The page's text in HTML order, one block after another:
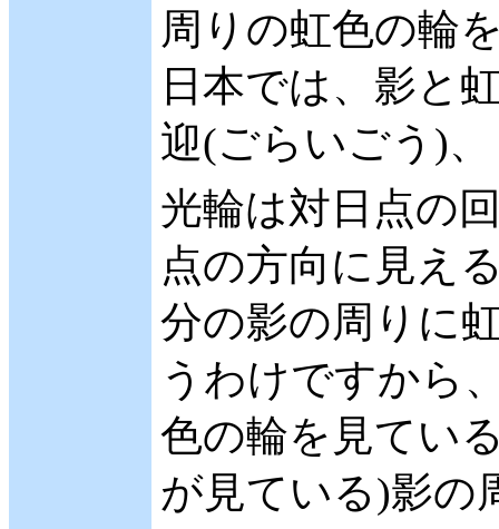
周りの虹色の輪
日本では、影と
迎(ごらいごう)
光輪は対日点の
点の方向に見え
分の影の周りに
うわけですから
色の輪を見てい
が見ている)影の